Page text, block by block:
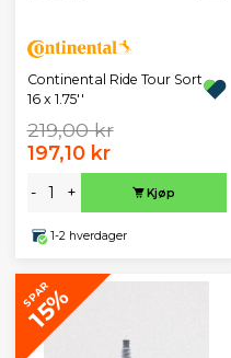
Continental Ride Tour Sort
16 x 1.75''
219,00 kr
197,10 kr
- + Kjøp
1-2 hverdager
SPAR
15%